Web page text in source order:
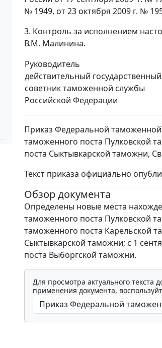
№ 1949, от 23 октября 2009 г. №
3. Контроль за исполнением
В.М. Малинина.
Руководитель
действительный государственный
советник таможенной службы
Российской Федерации
Приказ Федеральной
таможенного поста Пулковской
поста Сыктывкарской таможни,
Текст приказа официально
Обзор документа
Определены новые места
таможенного поста Пулковской
таможенного поста Карельской
Сыктывкарской таможни; с 1
поста Выборгской таможни.
Для просмотра актуального
применения документа,